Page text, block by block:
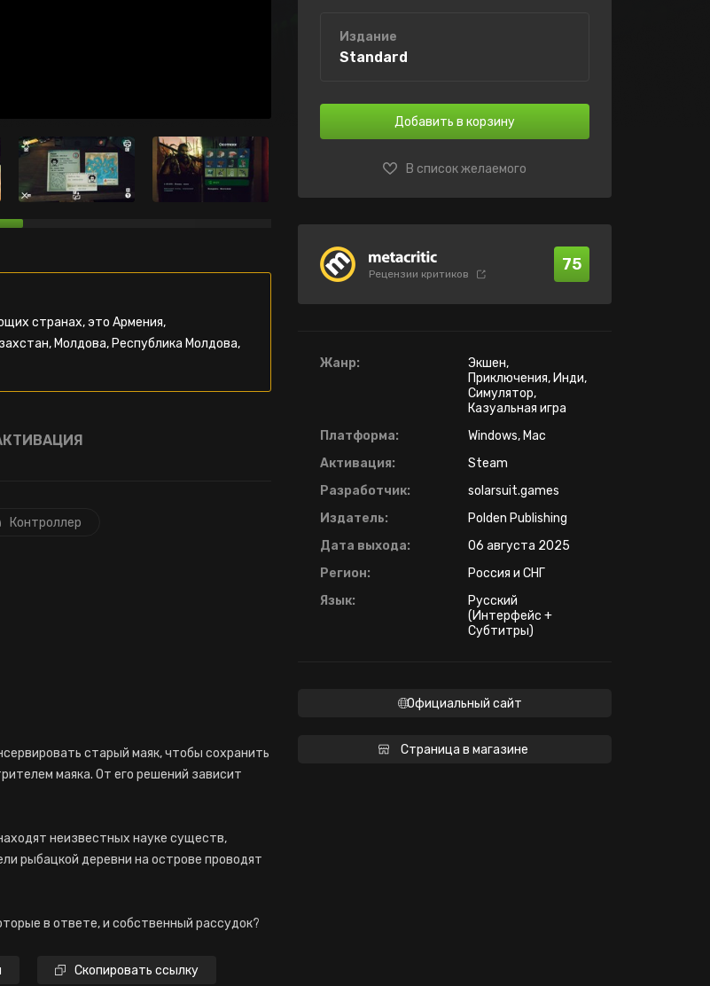
странах, это Армения,
Молдова, Республика Молдова,
Контроллер
старый маяк, чтобы сохранить
маяка. От его решений зависит
неизвестных науке существ,
рыбацкой деревни на острове проводят
в ответе, и собственный рассудок?
Скопировать ссылку
Издание
Standard
Добавить в корзину
В список желаемого
Рецензии критиков 75
Жанр:
Экшен,
Приключения, Инди,
Симулятор,
Казуальная игра
Платформа:
Windows, Mac
Активация:
Steam
Разработчик:
solarsuit.games
Издатель:
Polden Publishing
Дата выхода:
06 августа 2025
Регион:
Россия и СНГ
Язык:
Русский
(Интерфейс +
Субтитры)
Официальный сайт
Страница в магазине